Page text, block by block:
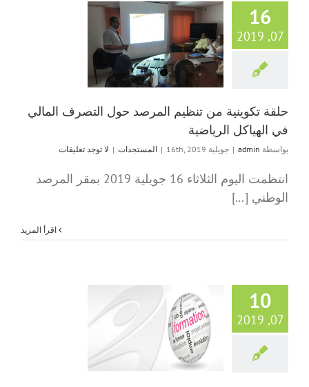
16
07, 2019
حلقة تكوينية من تنظيم المرصد حول التصرف المالي
في الهياكل الرياضية
بواسطة admin
| جويلية 16th, 2019 | المستجدات | لا توجد تعليقات
انتظمت اليوم الثلاثاء 16 جويلية 2019 بمقر المرصد
الوطني [...]
10
07, 2019